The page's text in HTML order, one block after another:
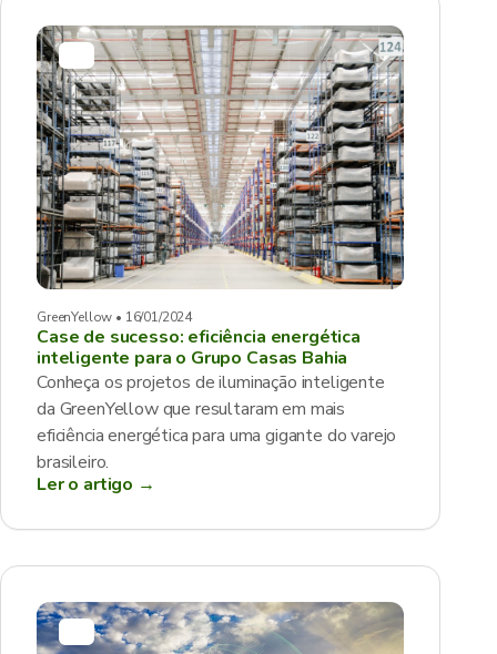
GreenYellow • 16/01/2024
Case de sucesso: eficiência energética
inteligente para o Grupo Casas Bahia
Conheça os projetos de iluminação inteligente
da GreenYellow que resultaram em mais
eficiência energética para uma gigante do varejo
brasileiro.
Ler o artigo →